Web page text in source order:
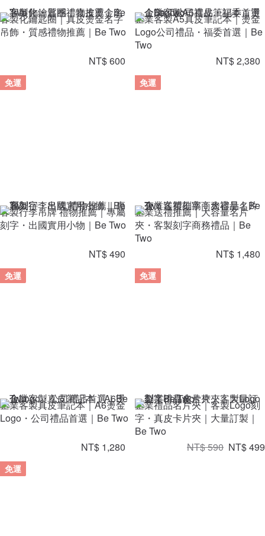
客製化鑰匙圈｜真皮燙金名字
吊飾・質感禮物推薦｜Be Two
NT$ 600
企業客製A5真皮筆記本｜燙金
Logo公司禮品・福委首選｜Be
Two
NT$ 2,380
免運
客製行李吊牌 禮物推薦｜專屬
刻字・出國實用小物｜Be Two
NT$ 490
免運
企業送禮推薦｜大容量名片
夾・客製刻字商務禮品｜Be
Two
NT$ 1,480
免運
企業客製真皮筆記本｜A6燙金
Logo・公司禮品首選｜Be Two
NT$ 1,280
免運
企業禮品名片夾｜客製Logo刻
字・真皮卡片夾｜大量訂製｜
Be Two
NT$ 499
NT$ 590
免運